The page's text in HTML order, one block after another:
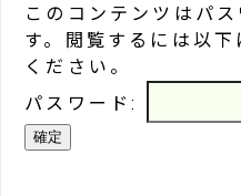
このコンテンツはパ
す。閲覧するには以
ください。
パスワード: